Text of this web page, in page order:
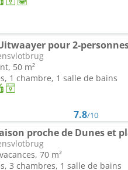
pour 2-
50 m²
1 chambre, 1 salle de bains
7.8/10
proche de Dunes et
70 m²
3 chambres, 1 salle de bains